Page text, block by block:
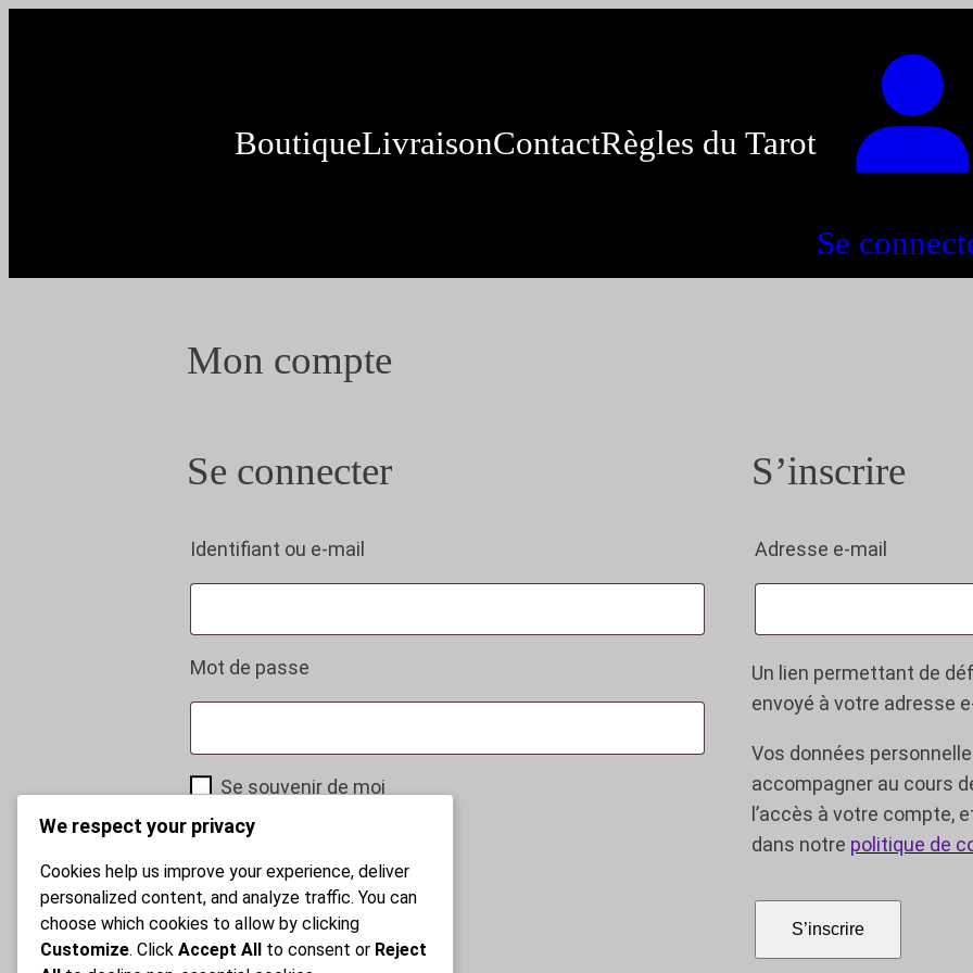
BoutiqueLivraisonContactRègles du Tarot
Se
Mon compte
Se connecter
Identifiant ou e-mail
Mot de passe
Se souvenir de moi
Se connecter
Mot de passe perdu ?
S’inscrire
Adresse e-mail
Un lien permettant de
envoyé à votre adresse
Vos données
accompagner au cours
l’accès à votre compte,
dans notre politique de
S’inscrire
We respect your privacy
Cookies help us improve your experience, deliver
personalized content, and analyze traffic. You can
choose which cookies to allow by clicking
Customize. Click Accept All to consent or Reject